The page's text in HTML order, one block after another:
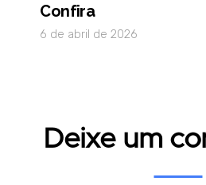
Confira
6 de abril de 2026
Deixe um